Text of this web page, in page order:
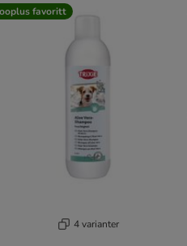
favoritt
4 varianter